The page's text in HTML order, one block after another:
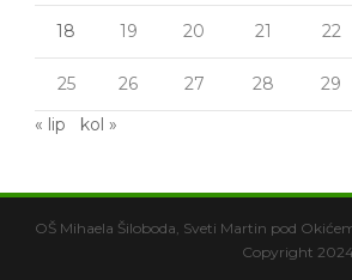
18 19 20 21 22
25 26 27 28 29
« lip
kol »
OŠ Mihaela Šiloboda, Sveti Martin pod
Copyright